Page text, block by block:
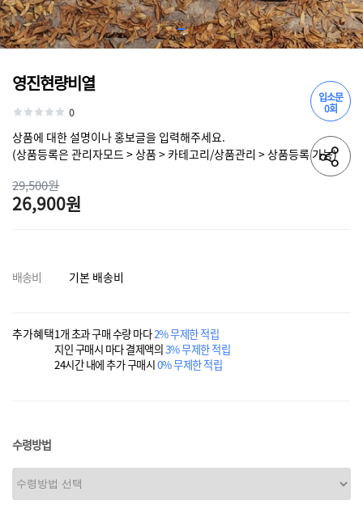
입소문
0회
영진현량비열
0
상품에 대한 설명이나 홍보글을 입력해주세요.
(상품등록은 관리자모드 > 상품 > 카테고리/상품관리 > 상품등록 가능)
29,500원
26,900원
배송비 기본 배송비
추가혜택1개 초과 구매 수량 마다2% 무제한 적립
지인 구매시 마다 결제액의3% 무제한 적립
24시간 내에 추가 구매시0% 무제한 적립
수령방법